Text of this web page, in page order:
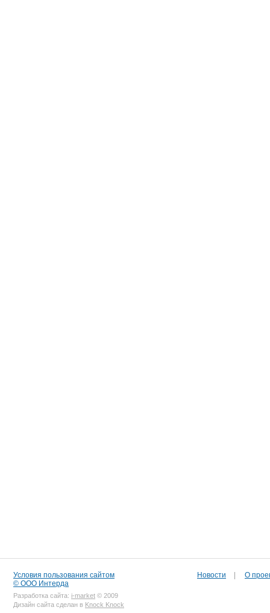
Условия пользования сайтом
© ООО Интерда
Разработка сайта: i-market © 2009
Дизайн сайта сделан в Knock Knock
Новости О